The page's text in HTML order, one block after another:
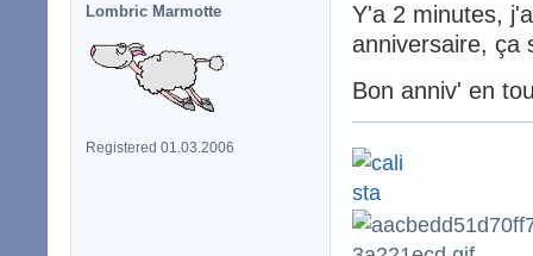
Lombric Marmotte
Registered 01.03.2006
Y'a 2 minutes,
anniversaire, ça
Bon anniv' en